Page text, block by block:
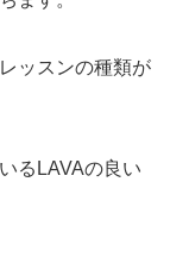
ッスンの種類が
るLAVAの良い